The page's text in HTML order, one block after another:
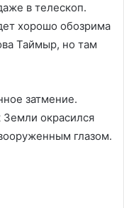
в телескоп.
хорошо обозрима
Таймыр, но там
затмение.
Земли окрасился
глазом.